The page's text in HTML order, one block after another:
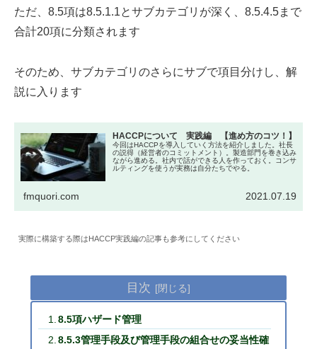
ただ、8.5項は8.5.1.1とサブカテゴリが深く、8.5.4.5まで
合計20項に分類されます
そのため、サブカテゴリのさらにサブで項目分けし、解
説に入ります
HACCPについて 実践編 【進め方のコツ！】
今回はHACCPを導入していく方法を紹介しました。社長
の説得（経営者のコミットメント）。製造部門を巻き込み
ながら進める。社内で話ができる人を作っておく。コンサ
ルティングを使うが実務は自分たちでやる。
fmquori.com 2021.07.19
実際に構築する際はHACCP実践編の記事も参考にしてください
目次
8.5項ハザード管理
8.5.3管理手段及び管理手段の組合せの妥当性確